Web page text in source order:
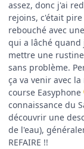
assez, donc j'ai
rejoins, c'était
rebouché avec
qui a lâché quand
mettre une
sans problème.
ça va venir avec
course Easyphone
connaissance du
découvrir une
de l'eau),
REFAIRE !!